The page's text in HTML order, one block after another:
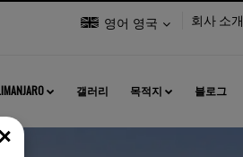
언
영어 영국 회사 소개
갤러리 목적지 블로그
닫기